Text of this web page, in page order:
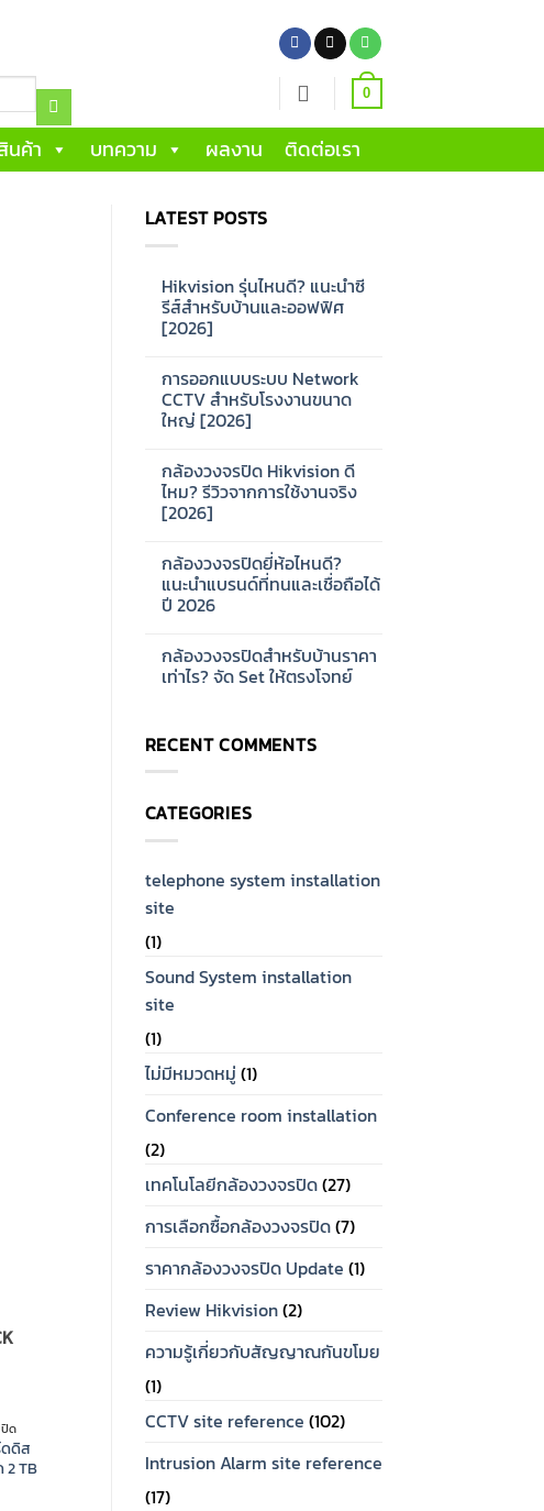
0
นค้า บทความ ผลงาน ติดต่อเรา
ด
ดดิส
2 TB
LATEST POSTS
Hikvision รุ่นไหนดี? แนะนำซี
รีส์สำหรับบ้านและออฟฟิศ
[2026]
on
Hikvision
รุ่น
ไหน
ซี
รีส์
สำหรับ
บ้าน
และ
การออกแบบระบบ Network
CCTV สำหรับโรงงานขนาด
ใหญ่ [2026]
on
การ
ออกแบบ
ระบบ
สำหรับ
โรงงาน
ขนาด
ใหญ่
[2026]
กล้องวงจรปิด Hikvision ดี
ไหม? รีวิวจากการใช้งานจริง
[2026]
on
กล้อง
วงจรปิด
Hikvision
รีวิว
จาก
การ
[2026]
กล้องวงจรปิดยี่ห้อไหนดี?
แนะนำแบรนด์ที่ทนและเชื่อถือได้
ปี 2026
on
กล้อง
วงจรปิด
แนะนำ
แบรนด์
ที่
เชื่อ
ได้
กล้องวงจรปิดสำหรับบ้านราคา
เท่าไร? จัด Set ให้ตรงโจทย์
กล้อง
วงจรปิด
สำหรับ
เท่าไร?
Set
โจทย์
RECENT COMMENTS
CATEGORIES
telephone system installation
site
(1)
Sound System installation
site
(1)
ไม่มีหมวดหมู่ (1)
Conference room installation
(2)
เทคโนโลยีกล้องวงจรปิด(27)
การเลือกซื้อกล้องวงจรปิด(7)
ราคากล้องวงจรปิด Update (1)
Review Hikvision(2)
ความรู้เกี่ยวกับสัญญาณกันขโมย
(1)
CCTV site reference (102)
Intrusion Alarm site reference
(17)